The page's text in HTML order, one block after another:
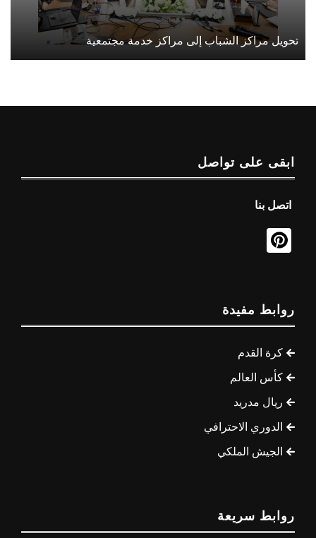
تحويل مراكز الشباب إلى مراكز خدمة مجتمعية
ابقى على تواصل
اتصل بنا
روابط مفيدة
كرة القدم
كأس العالم
ريال مدريد
الدوري الاحترافي
الجيش الملكي
روابط سريعة